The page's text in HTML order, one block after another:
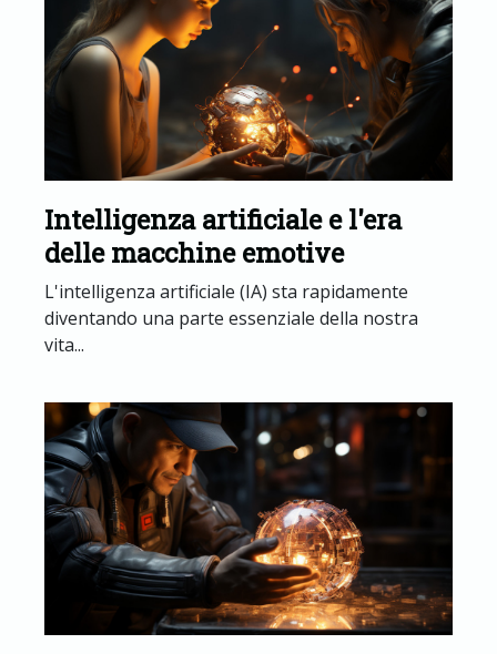
Intelligenza artificiale e l'era
delle macchine emotive
L'intelligenza artificiale (IA) sta rapidamente
diventando una parte essenziale della nostra
vita...